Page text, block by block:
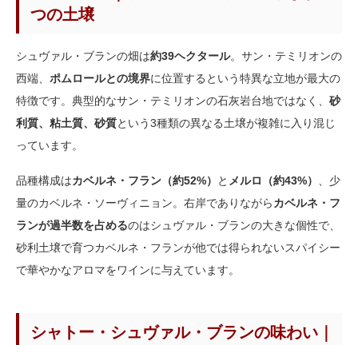
つの土壌
シュヴァル・ブランの畑は約39ヘクタール。サン・テミリオンの
西端、 ポムロールとの境界に位置するという特異な立地が最大の
特徴です。典型的なサン・テミリオンの石灰岩台地ではなく、 砂
利質、粘土質、砂質という3種類の異なる土壌が複雑に入り混じ
っています。
品種構成はカベルネ・フラン（約52%） と メルロ（約43%）
、少
量のカベルネ・ソーヴィニョン。右岸でありながらカベルネ・フ
ランが過半数を占めるのはシュヴァル・ブランの大きな個性で、
砂利土壌で育つカベルネ・フランが他では得られないスパイシー
で華やかなアロマをワインに与えています。
シャトー・シュヴァル・ブランの味わい｜